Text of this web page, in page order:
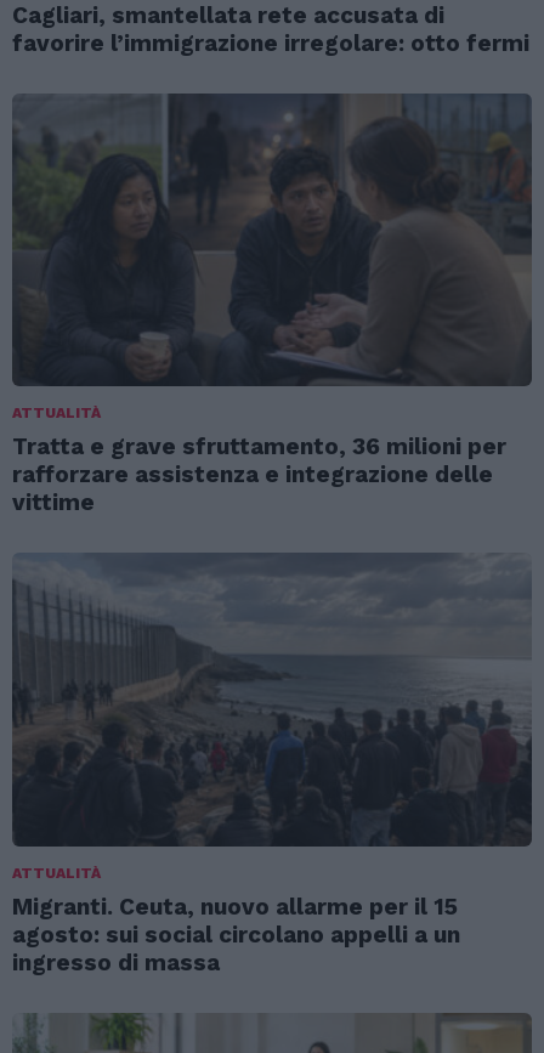
Cagliari, smantellata rete accusata di
favorire l’immigrazione irregolare: otto fermi
ATTUALITÀ
Tratta e grave sfruttamento, 36 milioni per
rafforzare assistenza e integrazione delle
vittime
ATTUALITÀ
Migranti. Ceuta, nuovo allarme per il 15
agosto: sui social circolano appelli a un
ingresso di massa